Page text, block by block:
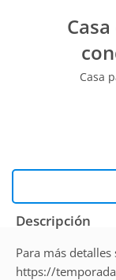
Casa
Descripción
Para más detalles
https://